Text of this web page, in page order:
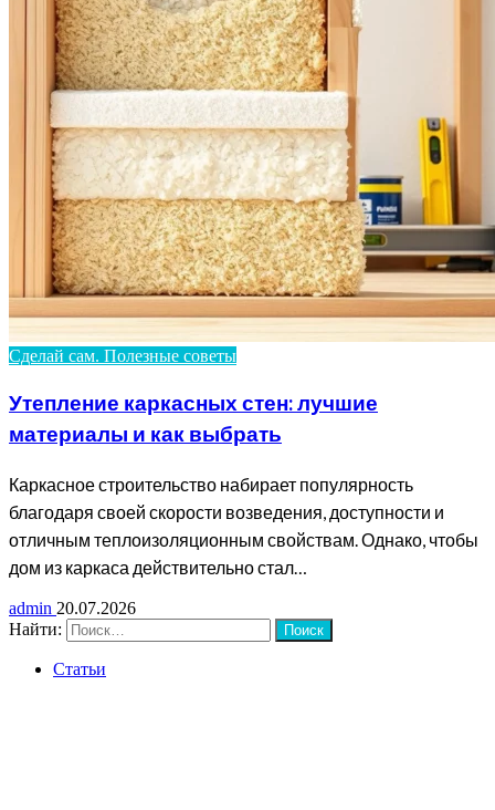
Сделай сам. Полезные советы
Утепление каркасных стен: лучшие
материалы и как выбрать
Каркасное строительство набирает популярность
благодаря своей скорости возведения, доступности и
отличным теплоизоляционным свойствам. Однако, чтобы
дом из каркаса действительно стал…
admin 20.07.2026
Найти:
Статьи